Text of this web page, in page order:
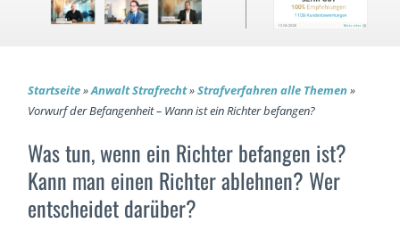
Startseite»Anwalt Strafrecht»Strafverfahren alle Themen »
Vorwurf der Befangenheit – Wann ist ein Richter befangen?
Was tun, wenn ein Richter befangen ist?
Kann man einen Richter ablehnen? Wer
entscheidet darüber?